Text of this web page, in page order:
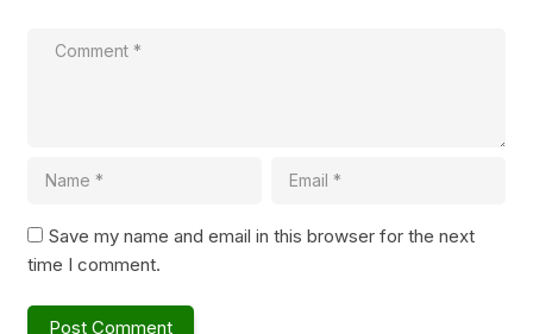
Save my name and email in this browser for the next
time I comment.